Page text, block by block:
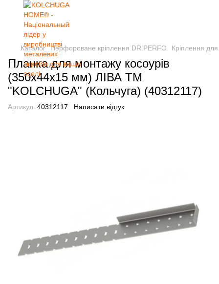
Каталог Перфороване кріплення DR.PERFO Кріплення для
Планка для монтажу косоурів
(350х44х15 мм) ЛІВА ТМ
"KOLCHUGA" (Кольчуга) (40312117)
Артикул: 40312117 Написати відгук